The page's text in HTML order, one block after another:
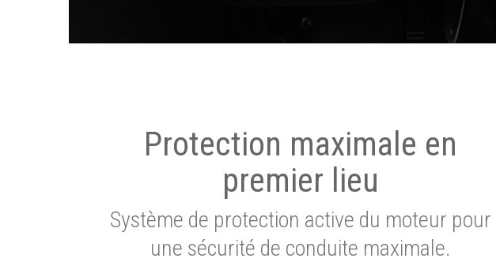
Protection maximale en
premier lieu
Système de protection active du moteur pour
une sécurité de conduite maximale.